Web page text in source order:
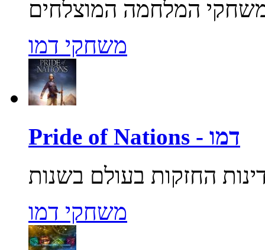
משחקי דמו
Pride of Nations - דמו
משחקי דמו